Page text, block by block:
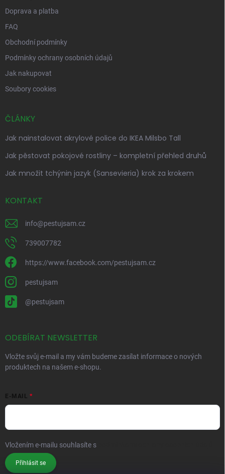
Doprava a platba
FAQ
Obchodní podmínky
Podmínky ochrany osobních údajů
Jak nakupovat
Soubory cookies
ČLÁNKY
Jak nainstalovat akrylové police do IKEA Milsbo Tall
Jak pěstovat pokojové rostliny – kompletní přehled druhů
Jak množit tchýnin jazyk (Sansevieria) krok za krokem
KONTAKT
info@pestujsam.cz
739007782
https://www.facebook.com/pestujsam.cz
pestujsam
@pestujsam
ODEBÍRAT NEWSLETTER
Vložte svůj e-mail a my vám budeme zasílat informace o nových
produktech na našem e-shopu.
E-MAIL
Vložením e-mailu souhlasíte s
Přihlásit se